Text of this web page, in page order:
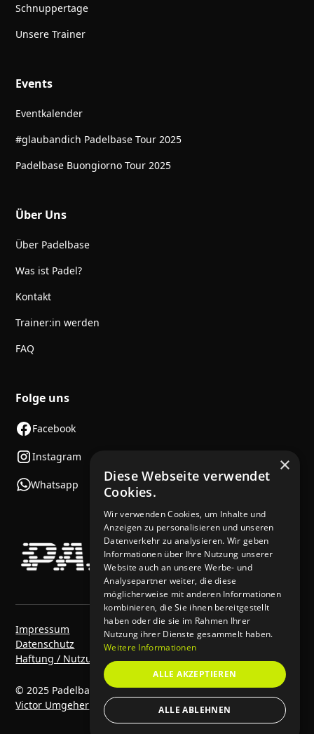
Schnuppertage
Unsere Trainer
Events
Eventkalender
#glaubandich Padelbase Tour 2025
Padelbase Buongiorno Tour 2025
Über Uns
Über Padelbase
Was ist Padel?
Kontakt
Trainer:in werden
FAQ
Folge uns
Facebook
Instagram
Whatsapp
© 2025 Padelbase. Alle Rechte vorbehalten. | Made by
Victor Umgeher
Kwapso
Impressum
Datenschutz
Haftung / Nutzungsbedingungen
×
Diese Webseite verwendet
Cookies.
Wir verwenden Cookies, um Inhalte und
Anzeigen zu personalisieren und unseren
Datenverkehr zu analysieren. Wir geben
Informationen über Ihre Nutzung unserer
Website auch an unsere Werbe- und
Analysepartner weiter, die diese
möglicherweise mit anderen Informationen
kombinieren, die Sie ihnen bereitgestellt
haben oder die sie im Rahmen Ihrer
Nutzung ihrer Dienste gesammelt haben.
Weitere Informationen
ALLE AKZEPTIEREN
ALLE ABLEHNEN